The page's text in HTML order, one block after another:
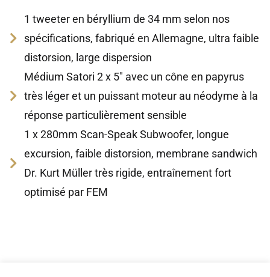
1 tweeter en béryllium de 34 mm selon nos
spécifications, fabriqué en Allemagne, ultra faible
distorsion, large dispersion
Médium Satori 2 x 5" avec un cône en papyrus
très léger et un puissant moteur au néodyme à la
réponse particulièrement sensible
1 x 280mm Scan-Speak Subwoofer, longue
excursion, faible distorsion, membrane sandwich
Dr. Kurt Müller très rigide, entraînement fort
optimisé par FEM